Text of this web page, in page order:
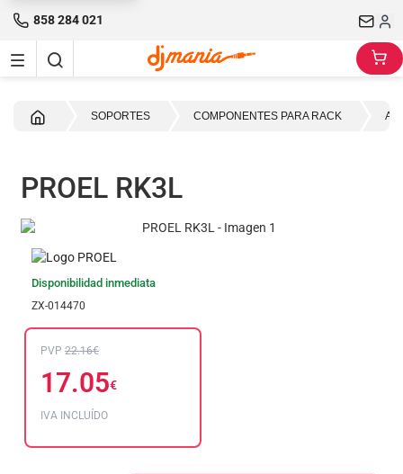
858 284 021
SOPORTES COMPONENTES PARA RACK
PROEL RK3L
Disponibilidad inmediata
ZX-014470
PVP 22.16€
17.05€
IVA INCLUÍDO